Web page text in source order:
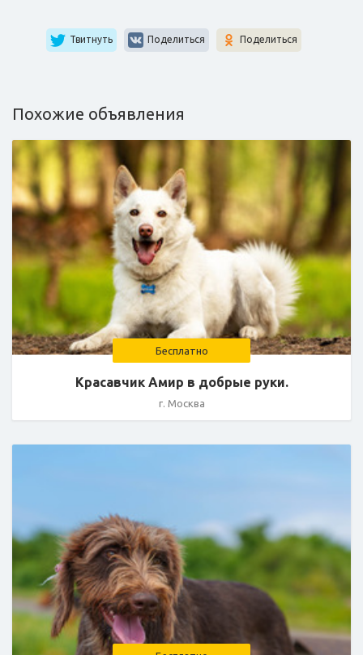
Твитнуть Поделиться Поделиться
Похожие объявления
Бесплатно
Красавчик Амир в добрые руки.
г. Москва